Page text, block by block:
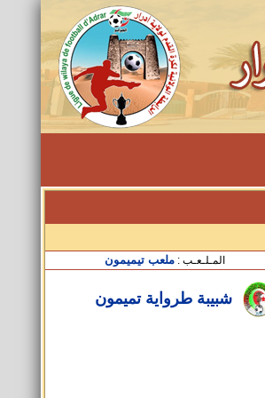
المـلـعـب :ملعب تيميمون
شبيبة طرواية تميمون